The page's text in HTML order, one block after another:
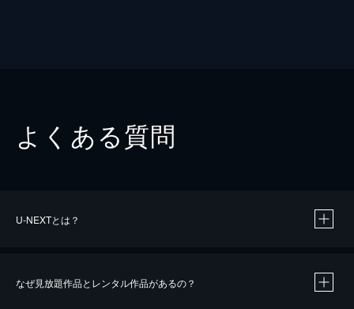
よくある質問
U-NEXTとは？
なぜ見放題作品とレンタル作品があるの？